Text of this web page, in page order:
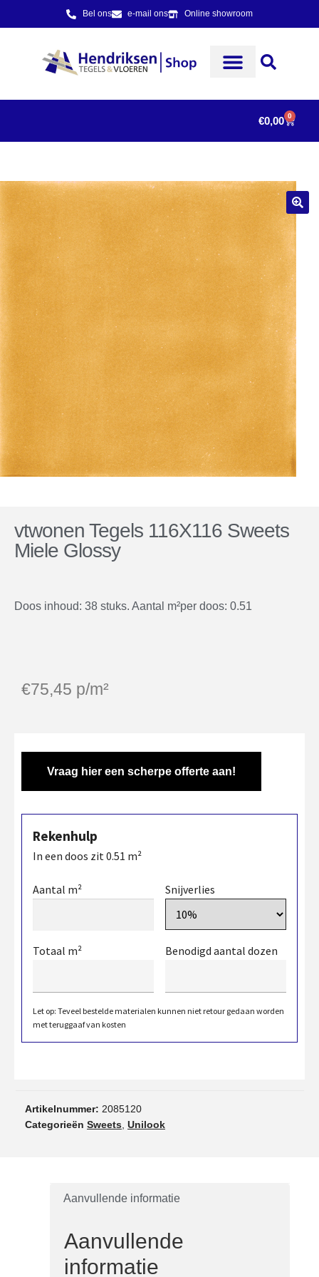
Bel ons e-mail ons Online showroom
€0,00 0
vtwonen Tegels 116X116 Sweets
Miele Glossy
Doos inhoud: 38 stuks. Aantal m²per doos: 0.51
€75,45 p/m²
Vraag hier een scherpe offerte aan!
Rekenhulp
In een doos zit 0.51 m²
Aantal m² Snijverlies
Totaal m² Benodigd aantal dozen
Let op: Teveel bestelde materialen kunnen niet retour gedaan worden
met teruggaaf van kosten
Artikelnummer: 2085120
Categorieën Sweets Unilook
Aanvullende informatie
Aanvullende
informatie